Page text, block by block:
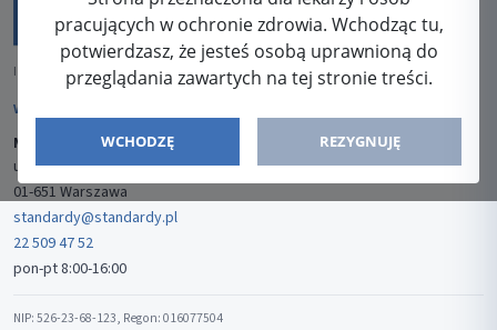
pracujących w ochronie zdrowia. Wchodząc tu,
potwierdzasz, że jesteś osobą uprawnioną do
przeglądania zawartych na tej stronie treści.
WCHODZĘ REZYGNUJĘ
ISSN: 2080-5438
WYDAWCA
Media-Press Sp. z o.o.
ul. Gwiaździsta 7B/8
01-651 Warszawa
standardy@standardy.pl
22 509 47 52
pon-pt 8:00-16:00
NIP: 526-23-68-123, Regon: 016077504